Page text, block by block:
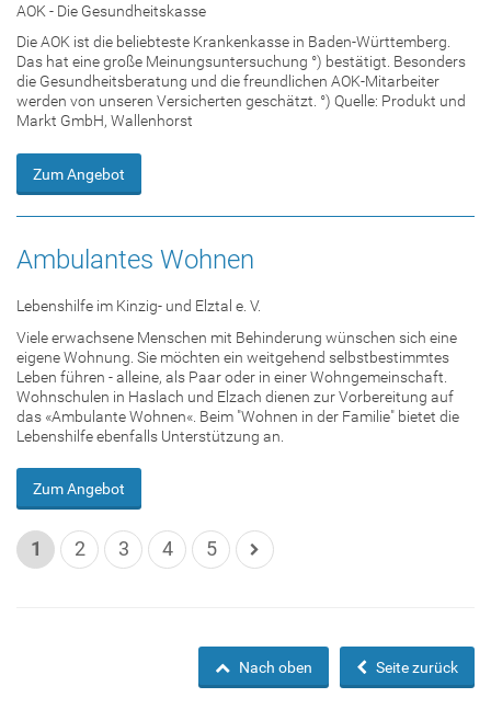
AOK - Die Gesundheitskasse
Die AOK ist die beliebteste Krankenkasse in Baden-Württemberg.
Das hat eine große Meinungsuntersuchung °) bestätigt. Besonders
die Gesundheitsberatung und die freundlichen AOK-Mitarbeiter
werden von unseren Versicherten geschätzt. °) Quelle: Produkt und
Markt GmbH, Wallenhorst
Zum Angebot
Ambulantes Wohnen
Lebenshilfe im Kinzig- und Elztal e. V.
Viele erwachsene Menschen mit Behinderung wünschen sich eine
eigene Wohnung. Sie möchten ein weitgehend selbstbestimmtes
Leben führen - alleine, als Paar oder in einer Wohngemeinschaft.
Wohnschulen in Haslach und Elzach dienen zur Vorbereitung auf
das «Ambulante Wohnen«. Beim "Wohnen in der Familie" bietet die
Lebenshilfe ebenfalls Unterstützung an.
Zum Angebot
1 2 3 4 5
Seite zurück
Nach oben